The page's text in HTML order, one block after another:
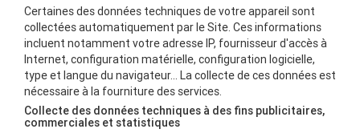
Certaines des données techniques de votre appareil sont
collectées automatiquement par le Site. Ces informations
incluent notamment votre adresse IP, fournisseur d'accès à
Internet, configuration matérielle, configuration logicielle,
type et langue du navigateur... La collecte de ces données est
nécessaire à la fourniture des services.
Collecte des données techniques à des fins publicitaires,
commerciales et statistiques